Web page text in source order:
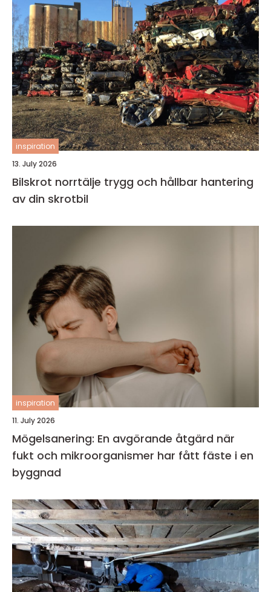
inspiration
13. July 2026
Bilskrot norrtälje trygg och hållbar hantering
av din skrotbil
inspiration
11. July 2026
Mögelsanering: En avgörande åtgärd när
fukt och mikroorganismer har fått fäste i en
byggnad